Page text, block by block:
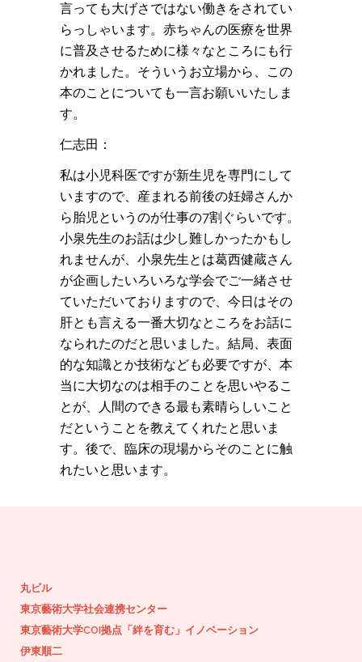
言っても大げさではない働きをされてい
らっしゃいます。赤ちゃんの医療を世界
に普及させるために様々なところにも行
かれました。そういうお立場から、この
本のことについても一言お願いいたしま
す。
仁志田：
私は小児科医ですが新生児を専門にして
いますので、産まれる前後の妊婦さんか
ら胎児というのが仕事の7割ぐらいです。
小泉先生のお話は少し難しかったかもし
れませんが、小泉先生とは葛西健蔵さん
が企画したいろいろな学会でご一緒させ
ていただいておりますので、今日はその
肝とも言える一番大切なところをお話に
なられたのだと思いました。結局、表面
的な知識とか技術なども必要ですが、本
当に大切なのは相手のことを思いやるこ
とが、人間のできる最も素晴らしいこと
だということを教えてくれたと思いま
す。後で、臨床の現場からそのことに触
れたいと思います。
丸ビル
東京藝術大学社会連携センター
東京藝術大学COI拠点「絆を育む」イノベーション
伊東順二